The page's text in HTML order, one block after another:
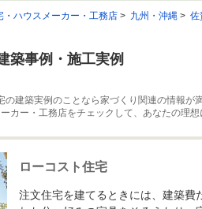
・ハウスメーカー・工務店 九州・沖縄 佐
築事例・施工実例
の建築実例のことなら家づくり関連の情報
カー・工務店をチェックして、あなたの理想
ローコスト住宅
注文住宅を建てるときには、建築費